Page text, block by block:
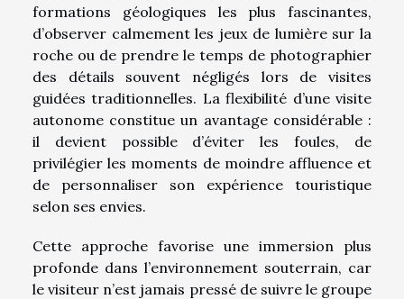
formations géologiques les plus fascinantes,
d’observer calmement les jeux de lumière sur la
roche ou de prendre le temps de photographier
des détails souvent négligés lors de visites
guidées traditionnelles. La flexibilité d’une visite
autonome constitue un avantage considérable :
il devient possible d’éviter les foules, de
privilégier les moments de moindre affluence et
de personnaliser son expérience touristique
selon ses envies.
Cette approche favorise une immersion plus
profonde dans l’environnement souterrain, car
le visiteur n’est jamais pressé de suivre le groupe